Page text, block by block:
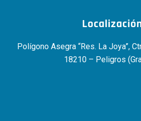
Polígono Asegra “Res. La Joya”,
18210 – Peligros